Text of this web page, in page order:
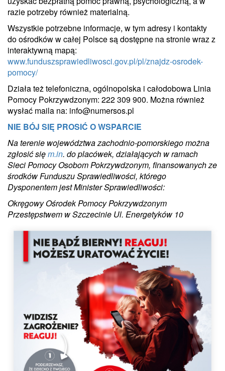
razie potrzeby również materialną.
Wszystkie potrzebne informacje, w tym adresy i kontakty
do ośrodków w całej Polsce są dostępne na stronie wraz z
interaktywną mapą:
www.funduszsprawiedliwosci.gov.pl/pl/znajdz-osrodek-
pomocy/
Działa też telefoniczna, ogólnopolska i całodobowa Linia
Pomocy Pokrzywdzonym: 222 309 900. Można również
wysłać maila na: info@numersos.pl
NIE BÓJ SIĘ PROSIĆ O WSPARCIE
Na terenie województwa zachodnio-pomorskiego można
zgłosić sięm.in. do placówek, działających w ramach
Sieci Pomocy Osobom Pokrzywdzonym, finansowanych ze
środków Funduszu Sprawiedliwości, którego
Dysponentem jest Minister Sprawiedliwości:
Okręgowy Ośrodek Pomocy Pokrzywdzonym
Przestępstwem w Szczecinie Ul. Energetyków 10